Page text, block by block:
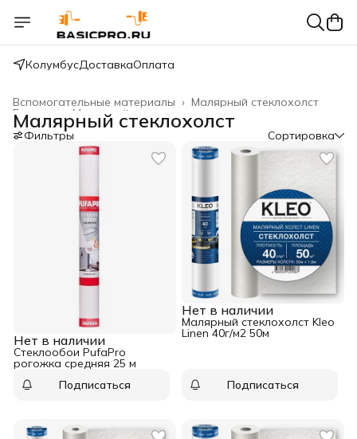
КолумбусДоставкаОплата
Малярный стеклохолст
Вспомогательные материалы ›
Малярный инструмент
Главная
Малярный стеклохолст
Фильтры Сортировка
Нет в наличии
Стеклообои PufaPro
рогожка средняя 25 м
Подписаться
Нет в наличии
Малярный стеклохолст Kleo
Linen 40г/м2 50м
Подписаться